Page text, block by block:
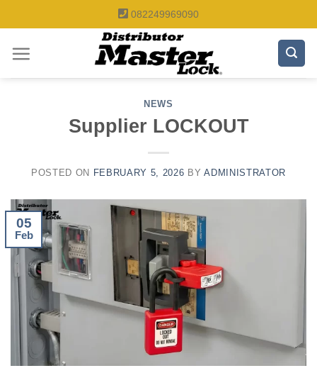
to
content
082249969090
NEWS
Supplier LOCKOUT
POSTED ON FEBRUARY 5, 2026 BYADMINISTRATOR
05
Feb